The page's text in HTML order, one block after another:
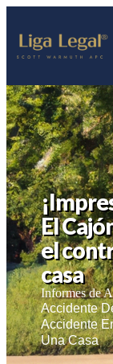
Nota:
sitio
web
sistema
de
accesibilidad.
El
el
casa
Informes de
Accidente
Accidente
Una Casa